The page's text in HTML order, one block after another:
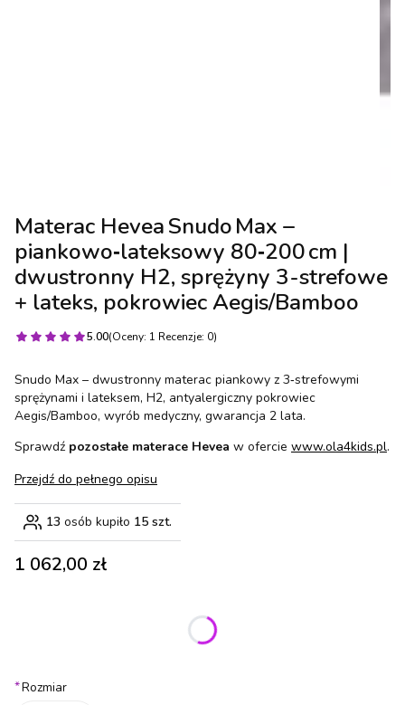
Materac Hevea Snudo Max –
piankowo‑lateksowy 80‑200 cm |
dwustronny H2, sprężyny 3-strefowe
+ lateks, pokrowiec Aegis/Bamboo
5.00(Oceny: 1 Recenzje: 0)
Snudo Max – dwustronny materac piankowy z 3‑strefowymi
sprężynami i lateksem, H2, antyalergiczny pokrowiec
Aegis/Bamboo, wyrób medyczny, gwarancja 2 lata.
Sprawdź pozostałe materace Hevea w ofercie www.ola4kids.pl.
Przejdź do pełnego opisu
13 osób kupiło 15 szt.
Cena
1 062,00 zł
Poszczególne warianty mogą różnić się ceną
*Rozmiar